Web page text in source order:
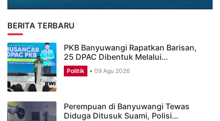
BERITA TERBARU
PKB Banyuwangi Rapatkan Barisan,
25 DPAC Dibentuk Melalui…
Politik 09 Agu 2026
Perempuan di Banyuwangi Tewas
Diduga Ditusuk Suami, Polisi…